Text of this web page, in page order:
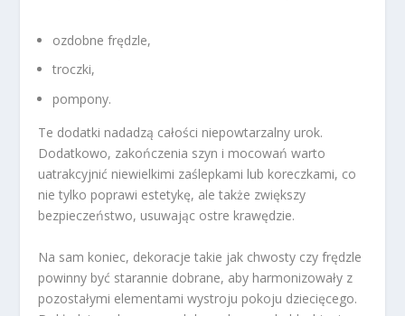
ozdobne frędzle,
troczki,
pompony.
Te dodatki nadadzą całości niepowtarzalny urok.
Dodatkowo, zakończenia szyn i mocowań warto
uatrakcyjnić niewielkimi zaślepkami lub koreczkami, co
nie tylko poprawi estetykę, ale także zwiększy
bezpieczeństwo, usuwając ostre krawędzie.
Na sam koniec, dekoracje takie jak chwosty czy frędzle
powinny być starannie dobrane, aby harmonizowały z
pozostałymi elementami wystroju pokoju dziecięcego.